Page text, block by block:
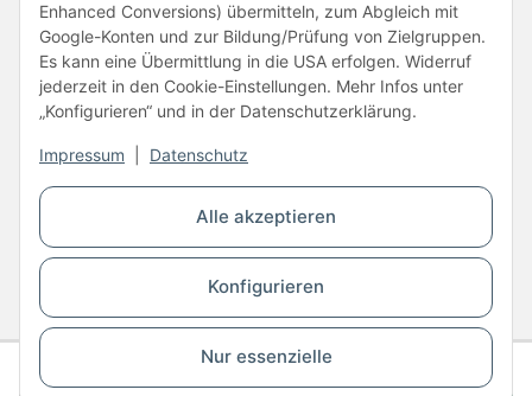
Alle akzeptieren
Konfigurieren
Nur essenzielle
Enhanced Conversions) übermitteln, zum Abgleich mit
Google-Konten und zur Bildung/Prüfung von Zielgruppen.
Es kann eine Übermittlung in die USA erfolgen. Widerruf
jederzeit in den Cookie-Einstellungen. Mehr Infos unter
„Konfigurieren“ und in der Datenschutzerklärung.
Impressum Datenschutz
Staffel 1
Unsere Partner
Vertrag widerrufen
* Alle Preise inkl. gesetzlicher USt., zzgl.Versand
© Copyright © 2026 www.kartons24.de
BB-Verpackungen GmbH
- Brendelweg 167, 27755 Delmenhorst - Telefon:
+49 (0)4221 42165 30